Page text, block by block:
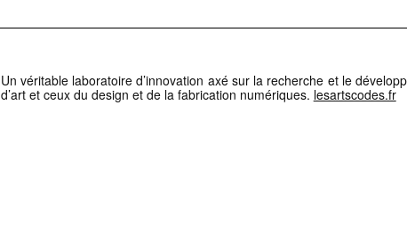
Un véritable laboratoire d’innovation axé sur la recherche et le
d’art et ceux du design et de la fabrication numériques. lesartscodes.fr